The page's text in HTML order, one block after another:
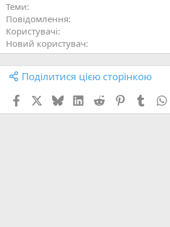
Теми
Повідомлення
Користувачі
Новий користувач
Поділитися цією сторінкою
FacebookX (Twitter)
BlueskyLinkedInReddit PinterestTumblr